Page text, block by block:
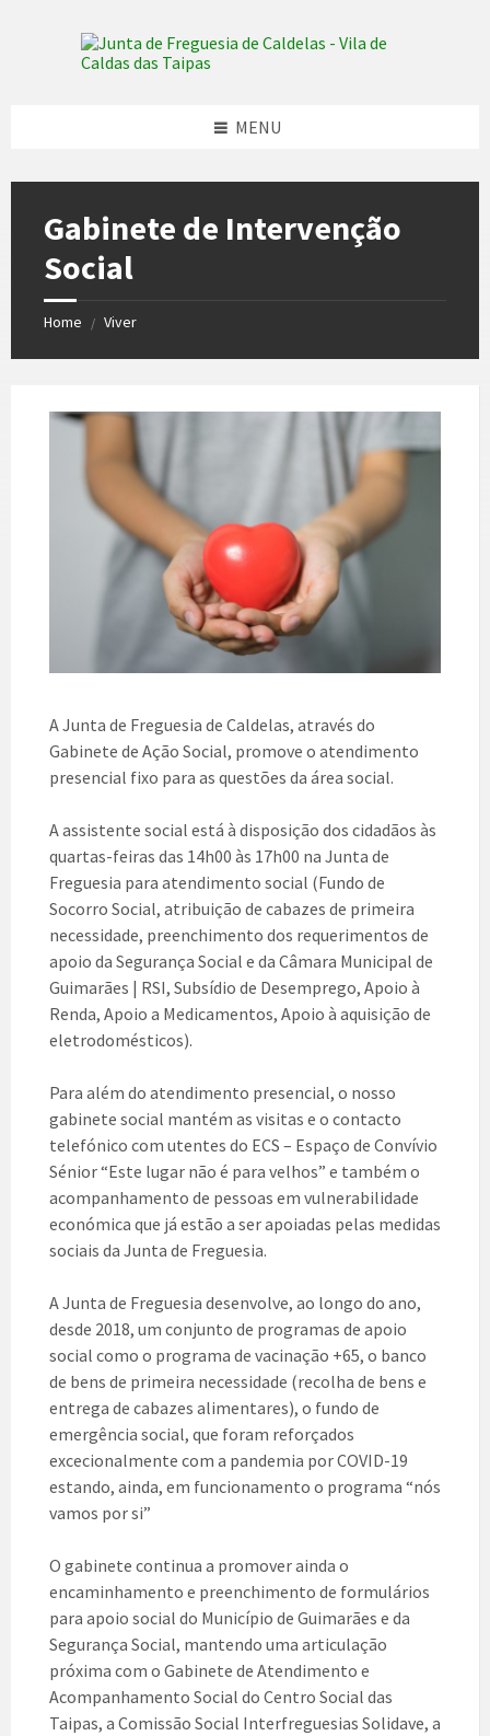
MENU
Gabinete de Intervenção
Social
Home / Viver
A Junta de Freguesia de Caldelas, através do
Gabinete de Ação Social, promove o atendimento
presencial fixo para as questões da área social.
A assistente social está à disposição dos cidadãos às
quartas-feiras das 14h00 às 17h00 na Junta de
Freguesia para atendimento social (Fundo de
Socorro Social, atribuição de cabazes de primeira
necessidade, preenchimento dos requerimentos de
apoio da Segurança Social e da Câmara Municipal de
Guimarães | RSI, Subsídio de Desemprego, Apoio à
Renda, Apoio a Medicamentos, Apoio à aquisição de
eletrodomésticos).
Para além do atendimento presencial, o nosso
gabinete social mantém as visitas e o contacto
telefónico com utentes do ECS – Espaço de Convívio
Sénior “Este lugar não é para velhos” e também o
acompanhamento de pessoas em vulnerabilidade
económica que já estão a ser apoiadas pelas medidas
sociais da Junta de Freguesia.
A Junta de Freguesia desenvolve, ao longo do ano,
desde 2018, um conjunto de programas de apoio
social como o programa de vacinação +65, o banco
de bens de primeira necessidade (recolha de bens e
entrega de cabazes alimentares), o fundo de
emergência social, que foram reforçados
excecionalmente com a pandemia por COVID-19
estando, ainda, em funcionamento o programa “nós
vamos por si”
O gabinete continua a promover ainda o
encaminhamento e preenchimento de formulários
para apoio social do Município de Guimarães e da
Segurança Social, mantendo uma articulação
próxima com o Gabinete de Atendimento e
Acompanhamento Social do Centro Social das
Taipas, a Comissão Social Interfreguesias Solidave, a